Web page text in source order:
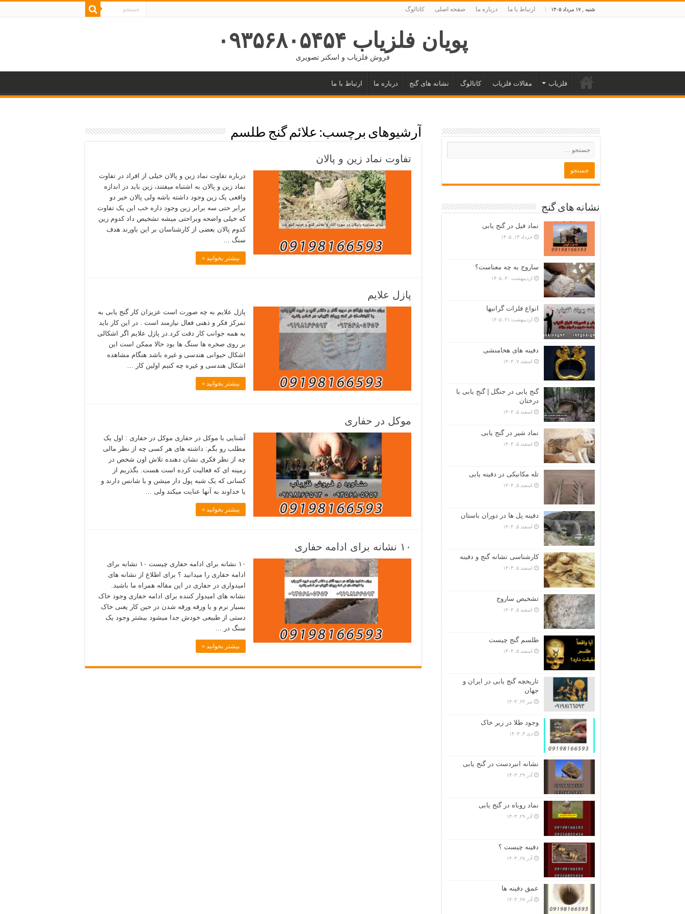
شنبه , ۱۷ مرداد ۱۴۰۵ ارتباط با ما درباره ما صفحه اصلی کاتالوگ
پویان فلزیاب ۰۹۳۵۶۸۰۵۴۵۴
فروش فلزیاب و اسکنر تصویری
فلزیاب مقالات فلزیاب کاتالوگ نشانه های گنج درباره ما ارتباط با ما
آرشیوهای برچسب: علائم گنج طلسم
تفاوت نماد زین و پالان
درباره تفاوت نماد زین و پالان خیلی از افراد در تفاوت
نماد زین و پالان به اشتباه میفتند، زین باید در اندازه
واقعی یک زین وجود داشته باشه ولی پالان خیر دو
برابر حتی سه برابر زین وجود داره خب این یک تفاوت
که خیلی واضحه وبراحتی میشه تشخیص داد کدوم زین
کدوم پالان بعضی از کارشناسان بر این باورند هدف
سنگ …
بیشتر بخوانید »
پازل علایم
پازل علایم به چه صورت است عزیزان کار گنج یابی به
تمرکز فکر و ذهنی فعال نیازمند است . در این کار باید
به همه جوانب کار دقت کرد.در پازل علایم اگر اشکالی
بر روی صخره ها سنگ ها بود حالا ممکن است این
اشکال حیوانی هندسی و غیره باشد هنگام مشاهده
اشکال هندسی و غیره چه کنیم اولین کار …
بیشتر بخوانید »
موکل در حفاری
آشنایی با موکل در حفاری موکل در حفاری : اول یک
مطلب رو بگم: داشته های هر کسی چه از نظر مالی
چه از نظر فکری نشان دهنده تلاش اون شخص در
زمینه ای که فعالیت کرده است هست. بگذریم از
کسانی که یک شبه پول دار میشن و یا شانس دارند و
یا خداوند به آنها عنایت میکند ولی …
بیشتر بخوانید »
۱۰ نشانه برای ادامه حفاری
۱۰ نشانه برای ادامه حفاری چیست ۱۰ نشانه برای
ادامه حفاری را میدانید ؟ برای اطلاع از نشانه های
امیدواری در حفاری در این مقاله همراه ما باشید.
نشانه های امیدوار کننده برای ادامه حفاری وجود خاک
بسیار نرم و یا ورقه ورقه شدن در حین کار یعنی خاک
دستی از طبیعی خودش جدا میشود بیشتر وجود یک
سنگ در …
بیشتر بخوانید »
نشانه های گنج
نماد فیل در گنج یابی
خرداد ۱۳, ۱۴۰۵
ساروج به چه معناست؟
اردیبهشت ۳۰, ۱۴۰۵
انواع فلزات گرانبها
اردیبهشت ۲۱, ۱۴۰۵
دفینه های هخامنشی
اسفند ۷, ۱۴۰۴
گنج یابی در جنگل | گنج یابی با
درختان
اسفند ۵, ۱۴۰۴
نماد شیر در گنج یابی
اسفند ۵, ۱۴۰۴
تله مکانیکی در دفینه یابی
اسفند ۵, ۱۴۰۴
دفینه پل ها در دوران باستان
اسفند ۵, ۱۴۰۴
کارشناسی نشانه گنج و دفینه
اسفند ۵, ۱۴۰۴
تشخیص ساروج
اسفند ۵, ۱۴۰۴
طلسم گنج چیست
اسفند ۵, ۱۴۰۴
تاریخچه گنج‌ یابی در ایران و
جهان
تیر ۲۲, ۱۴۰۴
وجود طلا در زیر خاک
دی ۴, ۱۴۰۳
نشانه انبردست در گنج یابی
آذر ۲۹, ۱۴۰۳
نماد روباه در گنج یابی
آذر ۲۹, ۱۴۰۳
دفینه چیست ؟
آذر ۲۸, ۱۴۰۳
عمق دفینه ها
آذر ۲۷, ۱۴۰۳